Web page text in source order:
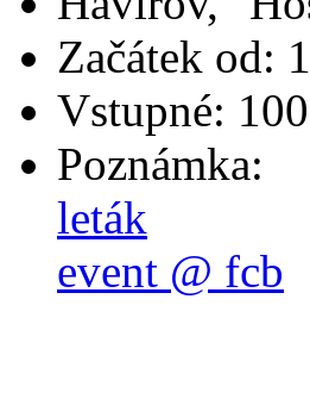
Začátek od:
Vstupné:
Poznámka:
leták
event @ fcb